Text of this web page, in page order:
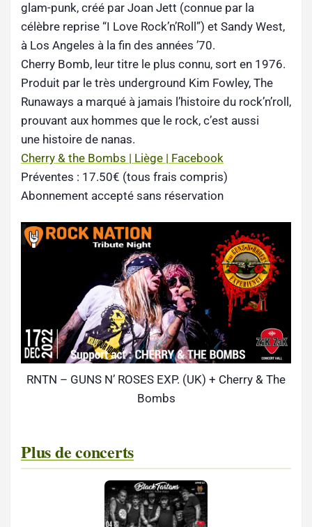
glam-punk, créé par Joan Jett (connue par la
célèbre reprise “I Love Rock’n’Roll”) et Sandy West,
à Los Angeles à la fin des années ’70.
Cherry Bomb, leur titre le plus connu, sort en 1976.
Produit par le très underground Kim Fowley, The
Runaways a marqué à jamais l’histoire du rock’n’roll,
prouvant aux hommes que le rock, c’est aussi
une histoire de nanas.
Cherry & the Bombs | Liège | Facebook
Préventes : 17.50€ (tous frais compris)
Abonnement accepté sans réservation
RNTN – GUNS N’ ROSES EXP. (UK) + Cherry & The
Bombs
Plus de concerts